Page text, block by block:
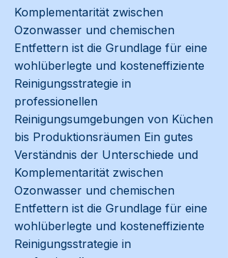
Komplementarität zwischen
Ozonwasser und chemischen
Entfettern ist die Grundlage für eine
wohlüberlegte und kosteneffiziente
Reinigungsstrategie in
professionellen
Reinigungsumgebungen von Küchen
bis Produktionsräumen Ein gutes
Verständnis der Unterschiede und
Komplementarität zwischen
Ozonwasser und chemischen
Entfettern ist die Grundlage für eine
wohlüberlegte und kosteneffiziente
Reinigungsstrategie in